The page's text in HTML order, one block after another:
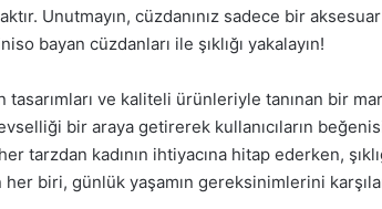
Unutmayın, cüzdanınız sadece bir
bayan cüzdanları ile şıklığı yakalayın!
tasarımları ve kaliteli ürünleriyle tanınan bir
bir araya getirerek kullanıcıların
tarzdan kadının ihtiyacına hitap ederken,
her biri, günlük yaşamın gereksinimlerini